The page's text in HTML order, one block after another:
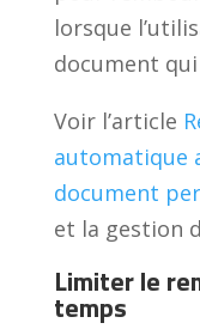
lorsque
document
Voir l’article
automatique
document
et la gestion
Limiter le
temps